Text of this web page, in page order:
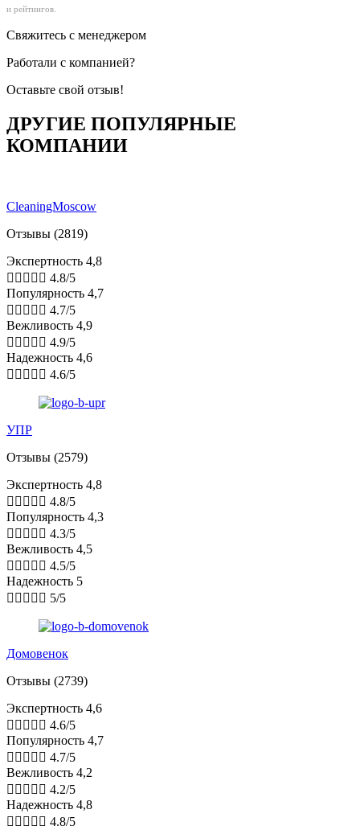
и рейтингов.
Свяжитесь с менеджером
Работали с компанией?
Оставьте свой отзыв!
ДРУГИЕ ПОПУЛЯРНЫЕ
КОМПАНИИ
CleaningMoscow
Отзывы (2819)
Экспертность 4,8
     4.8/5
Популярность 4,7
     4.7/5
Вежливость 4,9
     4.9/5
Надежность 4,6
     4.6/5
УПР
Отзывы (2579)
Экспертность 4,8
     4.8/5
Популярность 4,3
     4.3/5
Вежливость 4,5
     4.5/5
Надежность 5
     5/5
Домовенок
Отзывы (2739)
Экспертность 4,6
     4.6/5
Популярность 4,7
     4.7/5
Вежливость 4,2
     4.2/5
Надежность 4,8
     4.8/5